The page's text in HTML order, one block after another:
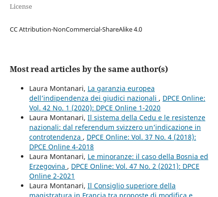
License
CC Attribution-NonCommercial-ShareAlike 4.0
Most read articles by the same author(s)
Laura Montanari, La garanzia europea
dell’indipendenza dei giudici nazionali , DPCE Online:
Vol. 42 No. 1 (2020): DPCE Online 1-2020
Laura Montanari, Il sistema della Cedu e le resistenze
nazionali: dal referendum svizzero un’indicazione in
controtendenza , DPCE Online: Vol. 37 No. 4 (2018):
DPCE Online 4-2018
Laura Montanari, Le minoranze: il caso della Bosnia ed
Erzegovina , DPCE Online: Vol. 47 No. 2 (2021): DPCE
Online 2-2021
Laura Montanari, Il Consiglio superiore della